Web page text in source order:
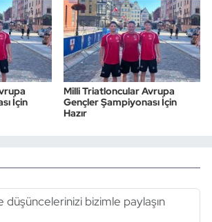
İçin
Milli Triatloncular Avrupa
Gençler Şampiyonası İçin
Hazır